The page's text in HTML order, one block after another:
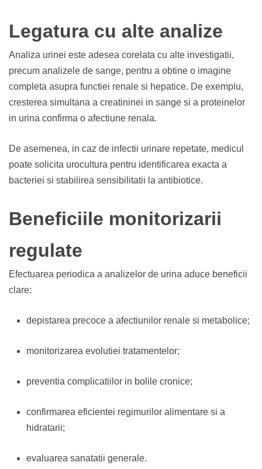
Legatura cu alte analize
Analiza urinei este adesea corelata cu alte investigatii,
precum analizele de sange, pentru a obtine o imagine
completa asupra functiei renale si hepatice. De exemplu,
cresterea simultana a creatininei in sange si a proteinelor
in urina confirma o afectiune renala.
De asemenea, in caz de infectii urinare repetate, medicul
poate solicita urocultura pentru identificarea exacta a
bacteriei si stabilirea sensibilitatii la antibiotice.
Beneficiile monitorizarii
regulate
Efectuarea periodica a analizelor de urina aduce beneficii
clare:
depistarea precoce a afectiunilor renale si metabolice;
monitorizarea evolutiei tratamentelor;
preventia complicatiilor in bolile cronice;
confirmarea eficientei regimurilor alimentare si a
hidratarii;
evaluarea sanatatii generale.